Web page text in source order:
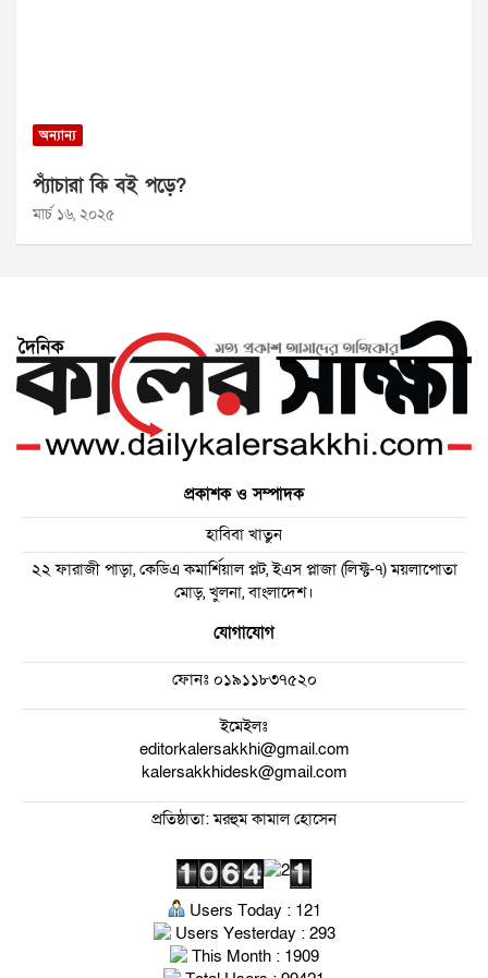
অন্যান্য
প্যাঁচারা কি বই পড়ে?
মার্চ ১৬, ২০২৫
প্রকাশক ও সম্পাদক
হাবিবা খাতুন
২২ ফারাজী পাড়া, কেডিএ কমার্শিয়াল প্লট, ইএস প্লাজা (লিফ্ট-৭) ময়লাপোতা
মোড়, খুলনা, বাংলাদেশ।
যোগাযোগ
ফোনঃ০১৯১১৮৩৭৫২০
ইমেইলঃ
editorkalersakkhi@gmail.com
kalersakkhidesk@gmail.com
প্রতিষ্ঠাতা: মরহুম কামাল হোসেন
Users Today : 121
Users Yesterday : 293
This Month : 1909